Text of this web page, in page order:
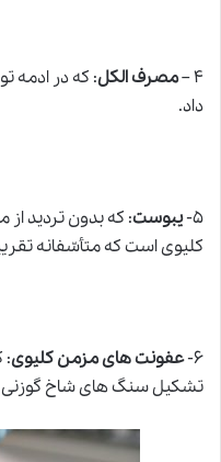
۴ – مصرف الکل: که در ادمه
داد.
۵- یبوست: که بدون تردید
کلیوی است که متأسّفانه
۶- عفونت های مزمن کلیوی:
تشکیل سنگ های شاخ گوزنی